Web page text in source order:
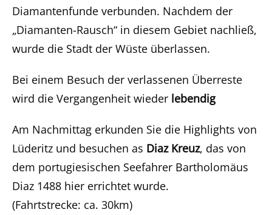
Diamantenfunde verbunden. Nachdem der
„Diamanten-Rausch“ in diesem Gebiet nachließ,
wurde die Stadt der Wüste überlassen.
Bei einem Besuch der verlassenen Überreste
wird die Vergangenheit wieder lebendig
Am Nachmittag erkunden Sie die Highlights von
Lüderitz und besuchen as Diaz Kreuz, das von
dem portugiesischen Seefahrer Bartholomäus
Diaz 1488 hier errichtet wurde.
(Fahrtstrecke: ca. 30km)